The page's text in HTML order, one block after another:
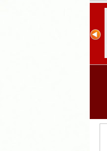
Itabaiana recebeu
da Sedap-PB cerca